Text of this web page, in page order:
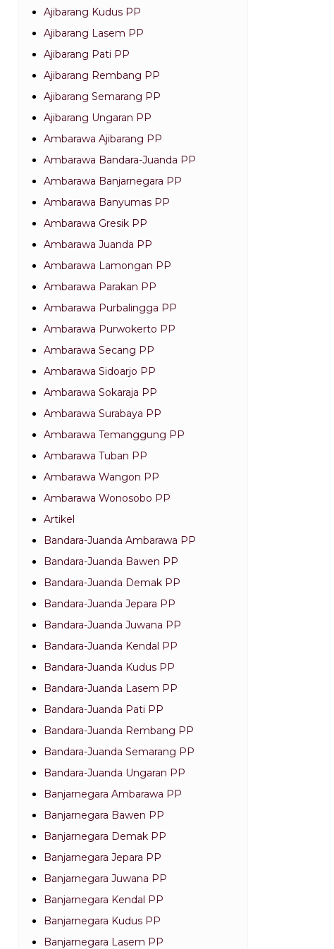
Ajibarang Kudus PP
Ajibarang Lasem PP
Ajibarang Pati PP
Ajibarang Rembang PP
Ajibarang Semarang PP
Ajibarang Ungaran PP
Ambarawa Ajibarang PP
Ambarawa Bandara-Juanda PP
Ambarawa Banjarnegara PP
Ambarawa Banyumas PP
Ambarawa Gresik PP
Ambarawa Juanda PP
Ambarawa Lamongan PP
Ambarawa Parakan PP
Ambarawa Purbalingga PP
Ambarawa Purwokerto PP
Ambarawa Secang PP
Ambarawa Sidoarjo PP
Ambarawa Sokaraja PP
Ambarawa Surabaya PP
Ambarawa Temanggung PP
Ambarawa Tuban PP
Ambarawa Wangon PP
Ambarawa Wonosobo PP
Artikel
Bandara-Juanda Ambarawa PP
Bandara-Juanda Bawen PP
Bandara-Juanda Demak PP
Bandara-Juanda Jepara PP
Bandara-Juanda Juwana PP
Bandara-Juanda Kendal PP
Bandara-Juanda Kudus PP
Bandara-Juanda Lasem PP
Bandara-Juanda Pati PP
Bandara-Juanda Rembang PP
Bandara-Juanda Semarang PP
Bandara-Juanda Ungaran PP
Banjarnegara Ambarawa PP
Banjarnegara Bawen PP
Banjarnegara Demak PP
Banjarnegara Jepara PP
Banjarnegara Juwana PP
Banjarnegara Kendal PP
Banjarnegara Kudus PP
Banjarnegara Lasem PP